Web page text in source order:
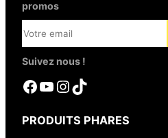
promos
Suivez nous !
Facebook YouTube InstagramTikTok
PRODUITS PHARES